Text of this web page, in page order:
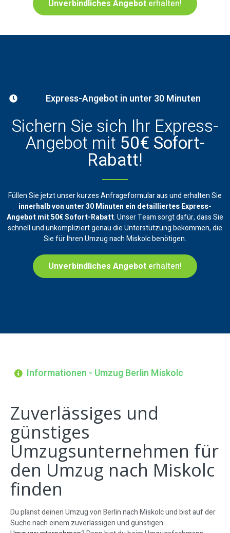
Unverbindliches Angebot erhalten!
Express-Angebot in unter 30 Minuten
Sichern Sie sich Ihr Express-
Angebot mit 50€ Sofort-
Rabatt!
Füllen Sie jetzt unser kurzes Anfrageformular aus und erhalten Sie
innerhalb von unter 30 Minuten ein detailliertes Express-
Angebot mit 50€ Sofort-Rabatt. Unser Team sorgt dafür, dass Sie
schnell und unkompliziert genau die Unterstützung bekommen, die
Sie für Ihren Umzug nach Miskolc benötigen.
Unverbindliches Angebot erhalten!
Informationen - Umzug Berlin Miskolc
Zuverlässiges und
günstiges
Umzugsunternehmen für
den Umzug nach Miskolc
finden
Du planst deinen Umzug von Berlin nach Miskolc und bist auf der
Suche nach einem zuverlässigen und günstigen